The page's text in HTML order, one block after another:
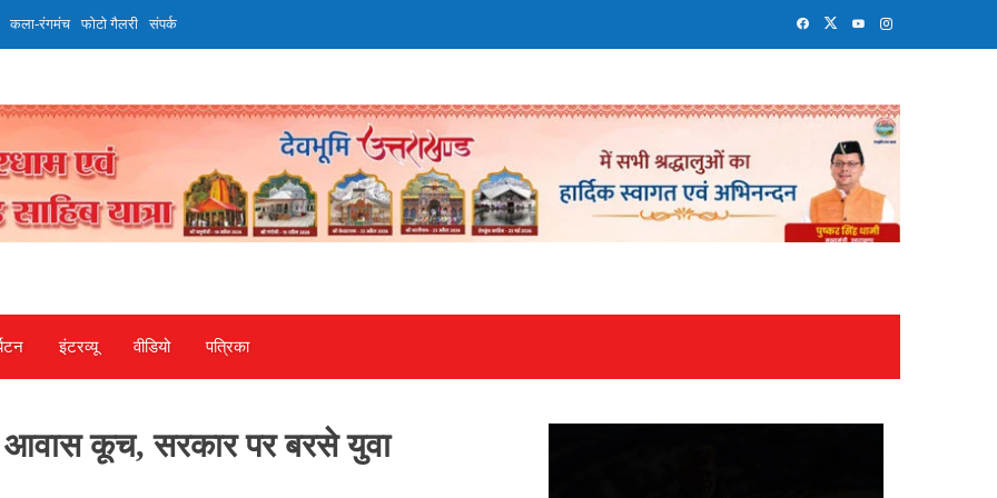
कला-रंगमंच फोटो गैलरी संपर्क
इंटरव्‍यू वीडियो पत्रिका
कूच, सरकार पर बरसे युवा